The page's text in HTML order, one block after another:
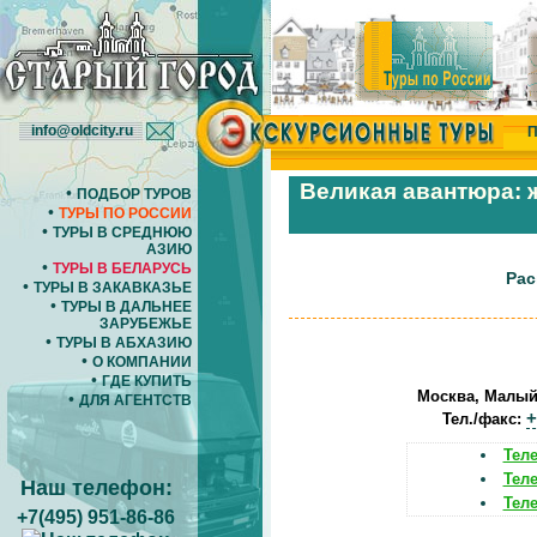
info@oldcity.ru
•ПОДБОР ТУРОВ
• ТУРЫ ПО РОССИИ
• ТУРЫ В СРЕДНЮЮ
АЗИЮ
• ТУРЫ В БЕЛАРУСЬ
• ТУРЫ В ЗАКАВКАЗЬЕ
• ТУРЫ В ДАЛЬНЕЕ
ЗАРУБЕЖЬЕ
• ТУРЫ В АБХАЗИЮ
• О КОМПАНИИ
•ГДЕ КУПИТЬ
• ДЛЯ АГЕНТСТВ
Наш телефон:
+7(495) 951-86-86
Великая авантюра:
Москва, Малый
Тел./факс: